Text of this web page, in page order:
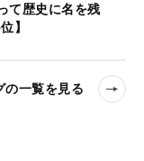
て歴史に名を残
】
の一覧を見る